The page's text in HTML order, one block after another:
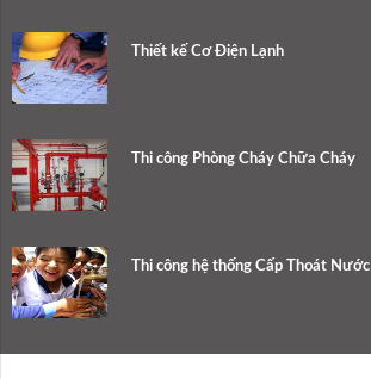
Thiết kế Cơ Điện Lạnh
Thi công Phòng Cháy Chữa Cháy
Thi công hệ thống Cấp Thoát Nước